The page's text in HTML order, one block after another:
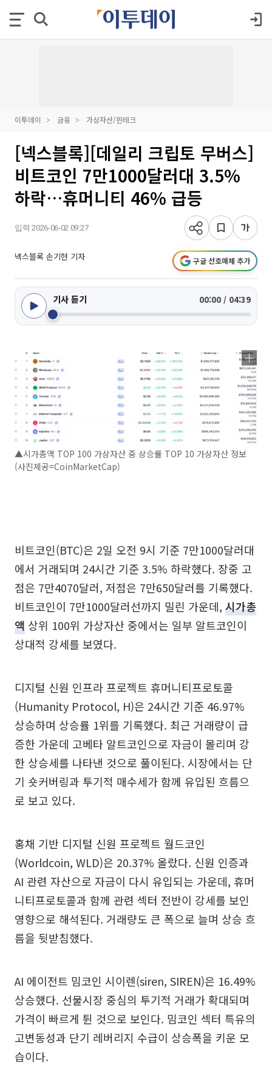
이투데이 금융 가상자산/핀테크
[넥스블록][데일리 크립토 무버스]
비트코인 7만1000달러대 3.5%
하락…휴머니티 46% 급등
입력 2026-06-02 09:27
넥스블록 손기현 기자 구글 선호매체 추가
기사 듣기 00:00 / 04:39
▲시가총액 TOP 100 가상자산 중 상승률 TOP 10 가상자산 정보
(사진제공=CoinMarketCap)
비트코인(BTC)은 2일 오전 9시 기준 7만1000달러대
에서 거래되며 24시간 기준 3.5% 하락했다. 장중 고
점은 7만4070달러, 저점은 7만650달러를 기록했다.
비트코인이 7만1000달러선까지 밀린 가운데, 시가총
액 상위 100위 가상자산 중에서는 일부 알트코인이
상대적 강세를 보였다.
디지털 신원 인프라 프로젝트 휴머니티프로토콜
(Humanity Protocol, H)은 24시간 기준 46.97%
상승하며 상승률 1위를 기록했다. 최근 거래량이 급
증한 가운데 고베타 알트코인으로 자금이 몰리며 강
한 상승세를 나타낸 것으로 풀이된다. 시장에서는 단
기 숏커버링과 투기적 매수세가 함께 유입된 흐름으
로 보고 있다.
홍채 기반 디지털 신원 프로젝트 월드코인
(Worldcoin, WLD)은 20.37% 올랐다. 신원 인증과
AI 관련 자산으로 자금이 다시 유입되는 가운데, 휴머
니티프로토콜과 함께 관련 섹터 전반이 강세를 보인
영향으로 해석된다. 거래량도 큰 폭으로 늘며 상승 흐
름을 뒷받침했다.
AI 에이전트 밈코인 시이렌(siren, SIREN)은 16.49%
상승했다. 선물시장 중심의 투기적 거래가 확대되며
가격이 빠르게 튄 것으로 보인다. 밈코인 섹터 특유의
고변동성과 단기 레버리지 수급이 상승폭을 키운 모
습이다.